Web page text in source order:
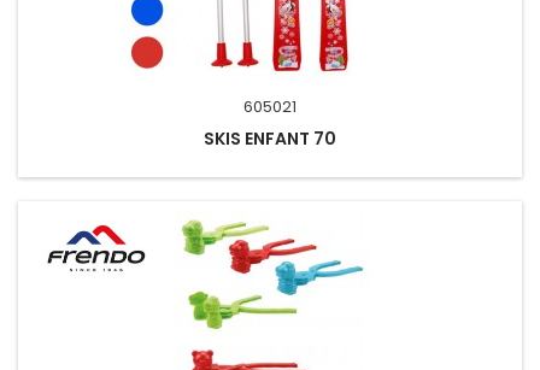
605021
SKIS ENFANT 70